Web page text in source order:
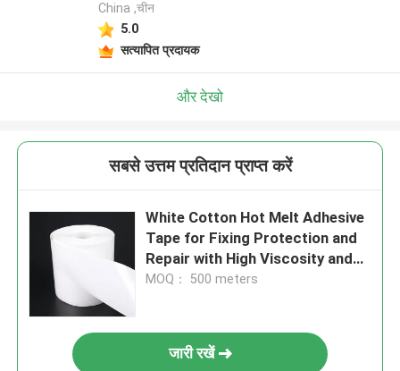
China ,चीन
5.0
सत्यापित प्रदायक
और देखो
सबसे उत्तम प्रतिदान प्राप्त करें
White Cotton Hot Melt Adhesive
Tape for Fixing Protection and
Repair with High Viscosity and
Hand Tearing
MOQ： 500 meters
जारी रखें